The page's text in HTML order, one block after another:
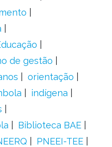
de gestão
orientação
indígena
Biblioteca BAE
PNEEI-TEE